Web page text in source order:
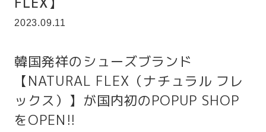
2023.09.11
韓国発祥のシューズブランド
【NATURAL FLEX（ナチュラル フレ
ックス）】が国内初のPOPUP SHOP
をOPEN!!